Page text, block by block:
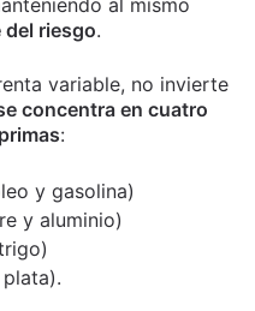
riesgo.
variable, no invierte
concentra en cuatro
:
y gasolina)
y aluminio)